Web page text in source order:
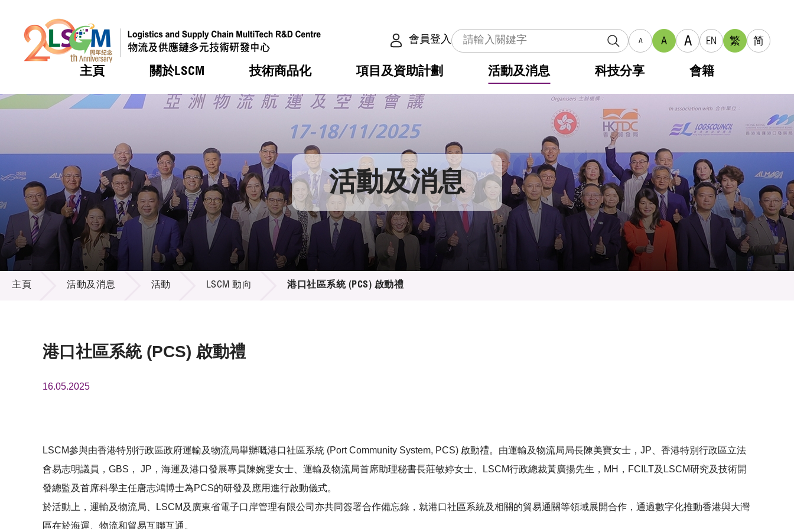
會員登入 A A A EN 繁 简
主頁 關於LSCM
熱門 機構簡介
組織架構
組織架構
董事局
研究顧問
招標通告
技術商品化
熱門 服務
可獲授權之技術
應用於公共服務之創新技術
重點項目
項目及資助計劃
熱門 合作計劃
資助計劃
資助計劃
稅務優惠
申請
評審
徵求研發項目計劃書
項目資料庫
活動及消息
熱門 活動
獎項
新聞中心
媒體報導
新聞稿
資訊中心
多媒體
出版刊物
科技分享 會籍
熱門 會籍及服務
會員列表
會員登入 活動及消息
活動及消息
主頁 活動及消息 活動 LSCM 動向 港口社區系統 (PCS) 啟動禮
港口社區系統 (PCS) 啟動禮
16.05.2025
LSCM參與由香港特別行政區政府運輸及物流局舉辦嘅港口社區系統 (Port Community System, PCS) 啟動禮。由運輸及物流局局長陳美寶女士，JP、香港特別行政區立法
會易志明議員，GBS， JP，海運及港口發展專員陳婉雯女士、運輸及物流局首席助理秘書長莊敏婷女士、LSCM行政總裁黃廣揚先生，MH，FCILT及LSCM研究及技術開
發總監及首席科學主任唐志鴻博士為PCS的研發及應用進行啟動儀式。
於活動上，運輸及物流局、LSCM及廣東省電子口岸管理有限公司亦共同簽署合作備忘錄，就港口社區系統及相關的貿易通關等領域展開合作，通過數字化推動香港與大灣
區在於海運、物流和貿易互聯互通。